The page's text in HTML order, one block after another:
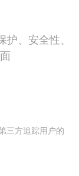
、安全性、
三方追踪用户的